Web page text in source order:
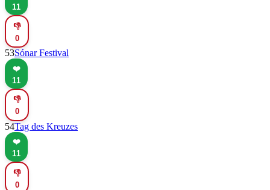
11
👎
0
53Sónar Festival
❤️
11
👎
0
54Tag des Kreuzes
❤️
11
👎
0